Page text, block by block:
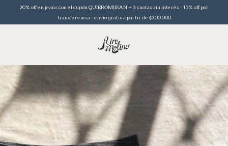
20% off en jeans con el cupón QUIEROMIJEAN + 3 cuotas sin interés - 15% off por
transferencia - envío gratis a partir de $300.000